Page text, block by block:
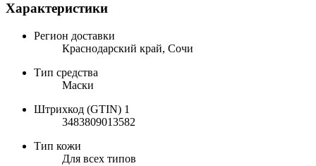
Характеристики
Регион доставки
Краснодарский край, Сочи
Тип средства
Маски
Штрихкод (GTIN) 1
3483809013582
Тип кожи
Для всех типов